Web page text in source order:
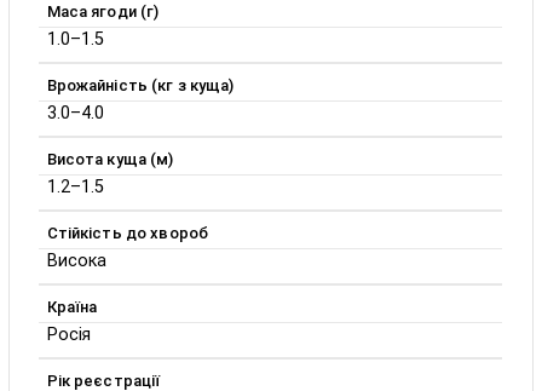
Маса ягоди (г)
1.0–1.5
Врожайність (кг з куща)
3.0–4.0
Висота куща (м)
1.2–1.5
Стійкість до хвороб
Висока
Країна
Росія
Рік реєстрації